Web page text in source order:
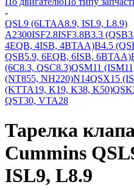
-
QSL9 (6LTAA8.9, ISL9, L8.9)
A2300ISF2.8ISF3.8B3.3
4EQB, 4ISB, 4BTAA)B4.5
QSB5.9, 6EQB, 6ISB, 6BTAA)
(6C8.3, QSC8.3)QSM11
(NT855, NH220)N14QSX15
(KTTA19, K19, K38, K50)
QST30, VTA28
Тарелка
Cummins
ISL9, L8.9